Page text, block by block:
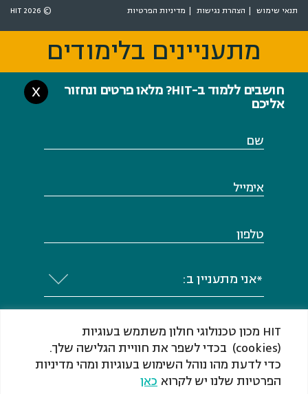
HIT מכון טכנולוגי חולון משתמש בעוגיות
(cookies) בכדי לשפר את חוויית הגלישה שלך.
כדי לדעת מהו נוהל השימוש בעוגיות ומהי מדיניות
הפרטיות שלנו יש לקרוא כאן
תנאי שימוש הצהרת נגישות מדיניות הפרטיות © 2026 HIT
מתעניינים בלימודים
חושבים ללמוד ב-HIT? מלאו פרטים ונחזור
אליכם
X
שם
אימייל
טלפון
*אני מתעניין ב:
מתעניינים בלימודים